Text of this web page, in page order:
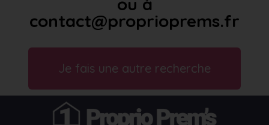
contact@proprioprems.fr
Je fais une autre recherche